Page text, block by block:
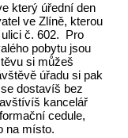
který úřední den
ve Zlíně, kterou
č. 602. Pro
pobytu jsou
si můžeš
úřadu si pak
dostavíš bez
kancelář
cedule,
na místo.